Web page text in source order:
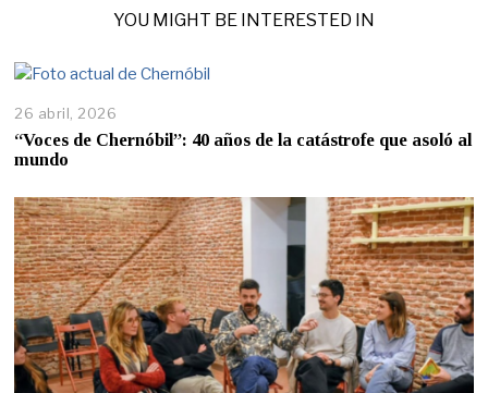
YOU MIGHT BE INTERESTED IN
26 abril, 2026
“Voces de Chernóbil”: 40 años de la catástrofe que asoló al
mundo